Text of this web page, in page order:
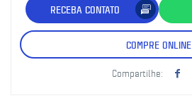
RECEBA CONTATO
COMPRE ONLINE
Compartilhe: